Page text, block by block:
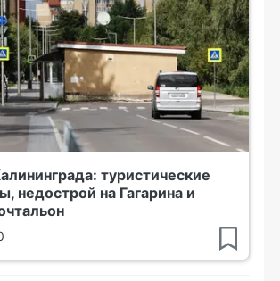
туристические
недострой на Гагарина и